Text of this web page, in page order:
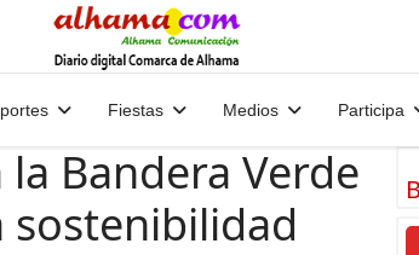
Fiestas Medios Participa
la Bandera Verde